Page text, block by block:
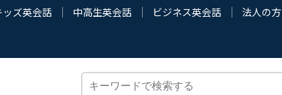
ッズ英会話 中高生英会話 ビジネス英会話 法人の方